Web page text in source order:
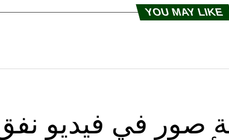
YOU MAY LIKE
صور في فيديو